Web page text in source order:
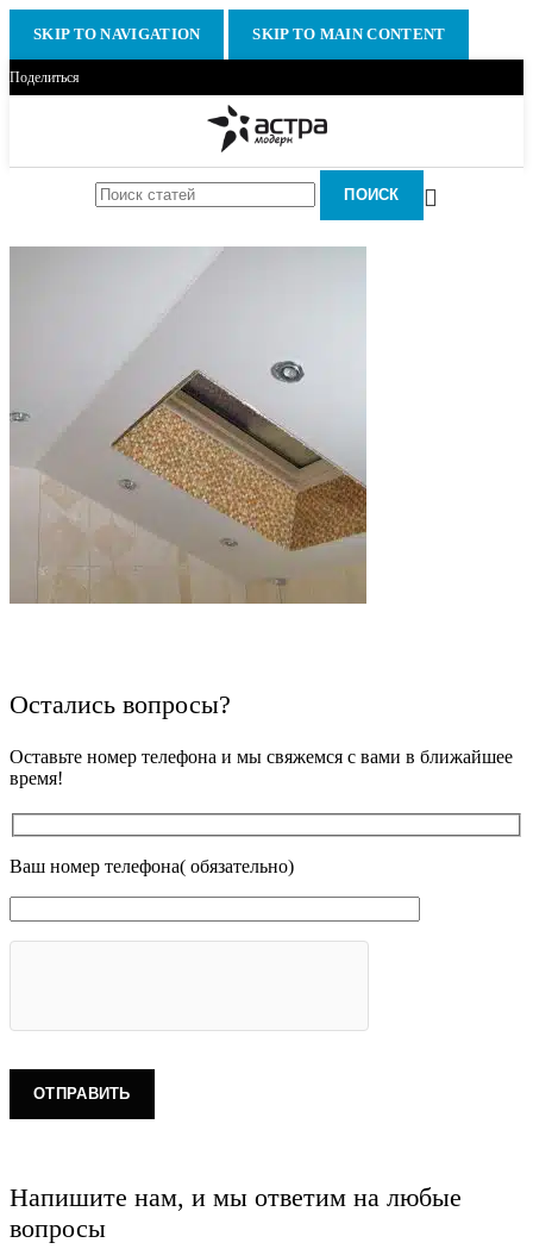
SKIP TO NAVIGATION SKIP TO MAIN CONTENT
Поделиться
ПОИСК
Остались вопросы?
Оставьте номер телефона и мы свяжемся с вами в ближайшее
время!
Ваш номер телефона( обязательно)
Напишите нам, и мы ответим на любые
вопросы